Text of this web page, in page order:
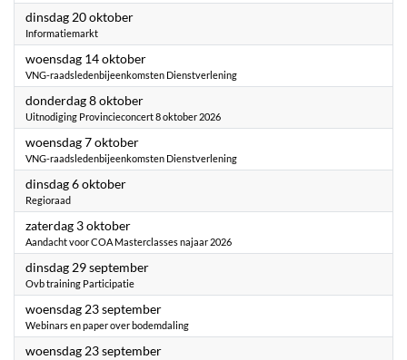
dinsdag 20 oktober2026
Informatiemarkt
woensdag 14 oktober2026
VNG-raadsledenbijeenkomsten Dienstverlening
donderdag 8 oktober2026
Uitnodiging Provincieconcert 8 oktober 2026
woensdag 7 oktober2026
VNG-raadsledenbijeenkomsten Dienstverlening
dinsdag 6 oktober2026
Regioraad
zaterdag 3 oktober2026
Aandacht voor COA Masterclasses najaar 2026
dinsdag 29 september2026
Ovb training Participatie
woensdag 23 september2026
Webinars en paper over bodemdaling
woensdag 23 september2026